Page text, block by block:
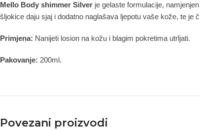
Mello Body shimmer Silver je gelaste formulacije,
šljokice daju sjaj i dodatno naglašava ljepotu vaše kože, te
Primjena: Nanijeti losion na kožu i blagim pokretima utrljati.
Pakovanje: 200ml.
Povezani proizvodi